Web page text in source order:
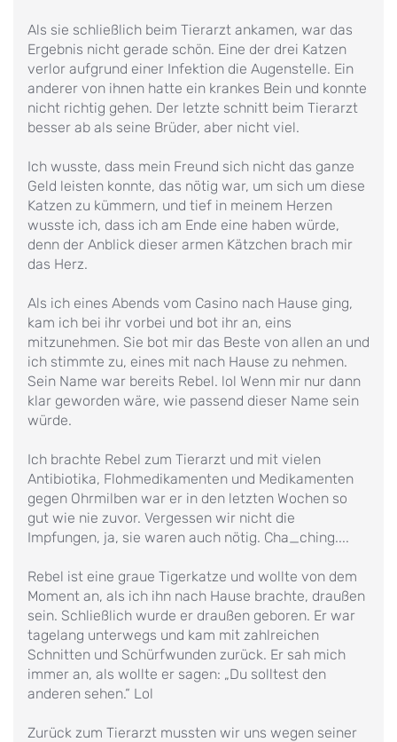
Als sie schließlich beim Tierarzt ankamen, war das
Ergebnis nicht gerade schön. Eine der drei Katzen
verlor aufgrund einer Infektion die Augenstelle. Ein
anderer von ihnen hatte ein krankes Bein und konnte
nicht richtig gehen. Der letzte schnitt beim Tierarzt
besser ab als seine Brüder, aber nicht viel.
Ich wusste, dass mein Freund sich nicht das ganze
Geld leisten konnte, das nötig war, um sich um diese
Katzen zu kümmern, und tief in meinem Herzen
wusste ich, dass ich am Ende eine haben würde,
denn der Anblick dieser armen Kätzchen brach mir
das Herz.
Als ich eines Abends vom Casino nach Hause ging,
kam ich bei ihr vorbei und bot ihr an, eins
mitzunehmen. Sie bot mir das Beste von allen an und
ich stimmte zu, eines mit nach Hause zu nehmen.
Sein Name war bereits Rebel. lol Wenn mir nur dann
klar geworden wäre, wie passend dieser Name sein
würde.
Ich brachte Rebel zum Tierarzt und mit vielen
Antibiotika, Flohmedikamenten und Medikamenten
gegen Ohrmilben war er in den letzten Wochen so
gut wie nie zuvor. Vergessen wir nicht die
Impfungen, ja, sie waren auch nötig. Cha_ching....
Rebel ist eine graue Tigerkatze und wollte von dem
Moment an, als ich ihn nach Hause brachte, draußen
sein. Schließlich wurde er draußen geboren. Er war
tagelang unterwegs und kam mit zahlreichen
Schnitten und Schürfwunden zurück. Er sah mich
immer an, als wollte er sagen: „Du solltest den
anderen sehen.“ Lol
Zurück zum Tierarzt mussten wir uns wegen seiner